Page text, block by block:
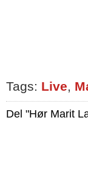
Tags: Live,
Del "Hør Marit